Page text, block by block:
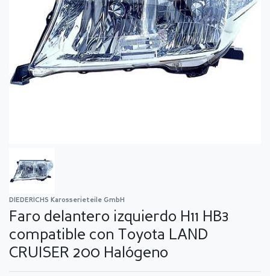
DIEDERICHS Karosserieteile GmbH
Faro delantero izquierdo H11 HB3
compatible con Toyota LAND
CRUISER 200 Halógeno